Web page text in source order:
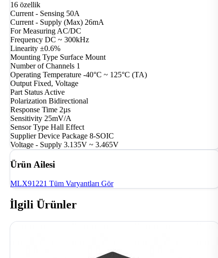
16 özellik
Current - Sensing 50A
Current - Supply (Max) 26mA
For MeasuringAC/DC
Frequency DC ~ 300kHz
Linearity ±0.6%
Mounting Type Surface Mount
Number of Channels 1
Operating Temperature -40°C ~ 125°C (TA)
Output Fixed, Voltage
Part StatusActive
Polarization Bidirectional
Response Time 2µs
Sensitivity 25mV/A
Sensor Type Hall Effect
Supplier Device Package 8-SOIC
Voltage - Supply 3.135V ~ 3.465V
Ürün Ailesi
MLX91221 Tüm Varyantları Gör
İlgili Ürünler